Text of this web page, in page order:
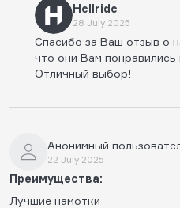
Hellride
28 July 2025
Спасибо за Ваш отзыв о
что они Вам понравились
Отличный выбор!
Анонимный
22 July 2025
Преимущества:
Лучшие намотки